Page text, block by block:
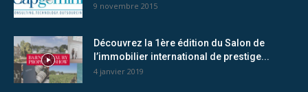
9 novembre 2015
Découvrez la 1ère édition du Salon de
l’immobilier international de prestige...
4 janvier 2019